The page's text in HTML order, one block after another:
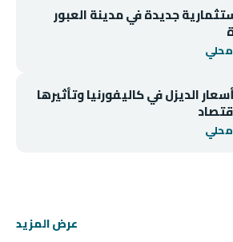
جديدة في مدينة العبور
الديزل في كاليفورنيا وتأثيرها
عرض المزيد